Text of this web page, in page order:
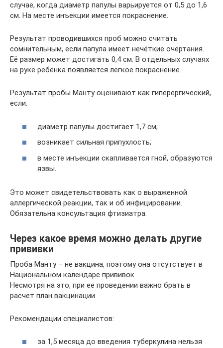
случае, когда диаметр папулы варьируется от 0,5 до 1,6
см. На месте инъекции имеется покраснение.
Результат проводившихся проб можно считать
сомнительным, если папула имеет нечёткие очертания.
Её размер может достигать 0,4 см. В отдельных случаях
на руке ребёнка появляется лёгкое покраснение.
Результат пробы Манту оценивают как гиперергический,
если:
диаметр папулы достигает 1,7 см;
возникает сильная припухлость;
в месте инъекции скапливается гной, образуются
язвы.
Это может свидетельствовать как о выраженной
аллергической реакции, так и об инфицировании.
Обязательна консультация фтизиатра.
Через какое время можно делать другие
прививки
Проба Манту – не вакцина, поэтому она отсутствует в
Национальном календаре прививок
Несмотря на это, при ее проведении важно брать в
расчет план вакцинации
Рекомендации специалистов:
за 1,5 месяца до введения туберкулина нельзя